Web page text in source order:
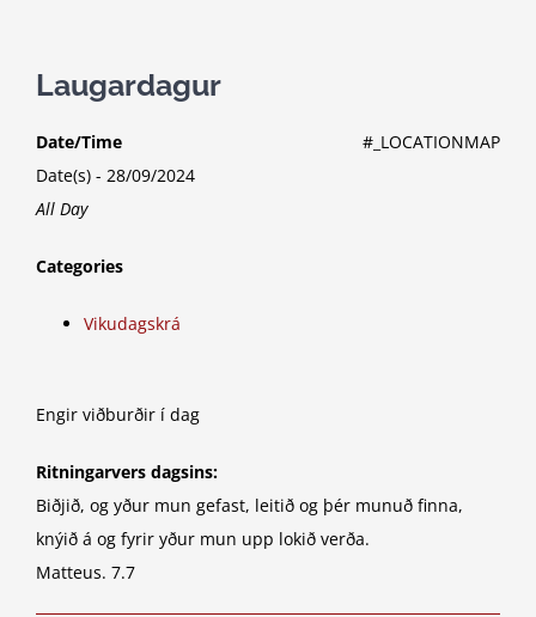
Laugardagur
#_LOCATIONMAP
Date/Time
Date(s) - 28/09/2024
All Day
Categories
Vikudagskrá
Engir viðburðir í dag
Ritningarvers dagsins:
Biðjið, og yður mun gefast, leitið og þér munuð finna,
knýið á og fyrir yður mun upp lokið verða.
Matteus. 7.7